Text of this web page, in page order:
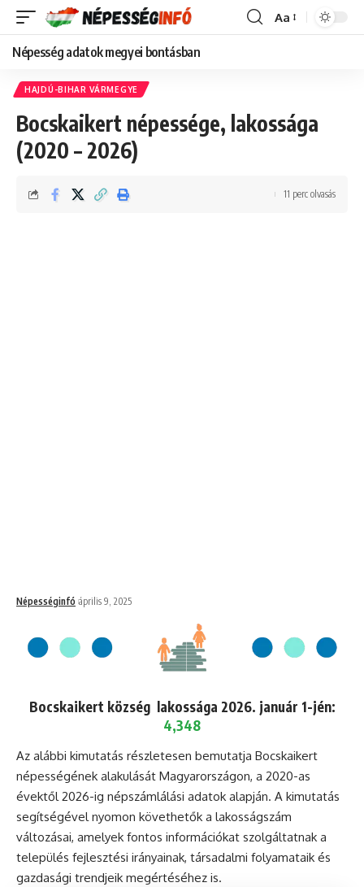
Font
Aa
Népesség adatok megyei bontásban
HAJDÚ-BIHAR VÁRMEGYE
Bocskaikert népessége, lakossága
(2020 – 2026)
Népességinfó április 9, 2025
11 perc olvasás
Bocskaikert község lakossága 2026. január 1-jén:
4,348
Az alábbi kimutatás részletesen bemutatja Bocskaikert
népességének alakulását Magyarországon, a 2020-as
évektől 2026-ig népszámlálási adatok alapján. A kimutatás
segítségével nyomon követhetők a lakosságszám
változásai, amelyek fontos információkat szolgáltatnak a
település fejlesztési irányainak, társadalmi folyamataik és
gazdasági trendjeik megértéséhez is.